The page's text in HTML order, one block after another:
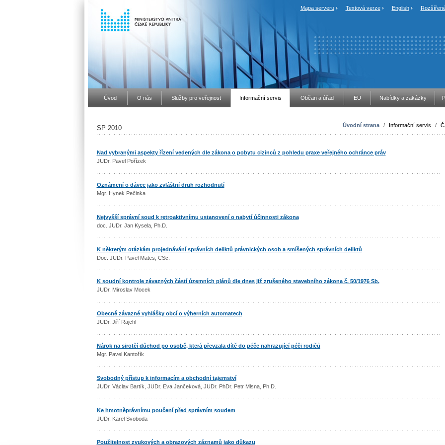
Mapa serveru Textová verze English
Úvod O nás Služby pro veřejnost Informační servis Občan a úřad EU Nabídky a zakázky
Úvodní strana / Informační servis /
SP 2010
Nad vybranými aspekty řízení vedených dle zákona o pobytu cizinců z pohledu praxe veřejného ochránce práv
JUDr. Pavel Pořízek
Oznámení o dávce jako zvláštní druh rozhodnutí
Mgr. Hynek Pečinka
Nejvyšší správní soud k retroaktivnímu ustanovení o nabytí účinnosti zákona
doc. JUDr. Jan Kysela, Ph.D.
K některým otázkám projednávání správních deliktů právnických osob a smíšených správních deliktů
Doc. JUDr. Pavel Mates, CSc.
K soudní kontrole závazných částí územních plánů dle dnes již zrušeného stavebního zákona č. 50/1976 Sb.
JUDr. Miroslav Mocek
Obecně závazné vyhlášky obcí o výherních automatech
JUDr. Jiří Rajchl
Nárok na sirotčí důchod po osobě, která převzala dítě do péče nahrazující péči rodičů
Mgr. Pavel Kantořík
Svobodný přístup k informacím a obchodní tajemství
JUDr. Václav Bartík, JUDr. Eva Jančeková, JUDr. PhDr. Petr Mlsna, Ph.D.
Ke hmotněprávnímu poučení před správním soudem
JUDr. Karel Svoboda
Použitelnost zvukových a obrazových záznamů jako důkazu